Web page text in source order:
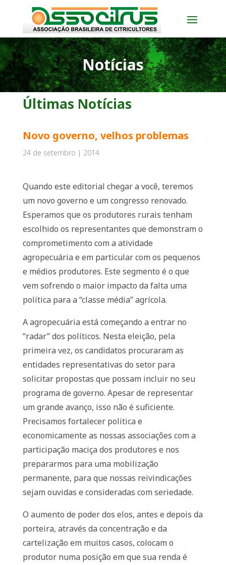
Notícias
Últimas Notícias
Novo governo, velhos problemas
24 de setembro | 2014
Quando este editorial chegar a você, teremos
um novo governo e um congresso renovado.
Esperamos que os produtores rurais tenham
escolhido os representantes que demonstram o
comprometimento com a atividade
agropecuária e em particular com os pequenos
e médios produtores. Este segmento é o que
vem sofrendo o maior impacto da falta uma
política para a “classe média” agrícola.
A agropecuária está começando a entrar no
“radar” dos políticos. Nesta eleição, pela
primeira vez, os candidatos procuraram as
entidades representativas do setor para
solicitar propostas que possam incluir no seu
programa de governo. Apesar de representar
um grande avanço, isso não é suficiente.
Precisamos fortalecer politica e
economicamente as nossas associações com a
participação maciça dos produtores e nos
prepararmos para uma mobilização
permanente, para que nossas reivindicações
sejam ouvidas e consideradas com seriedade.
O aumento de poder dos elos, antes e depois da
porteira, através da concentração e da
cartelização em muitos casos, colocam o
produtor numa posição em que sua renda é